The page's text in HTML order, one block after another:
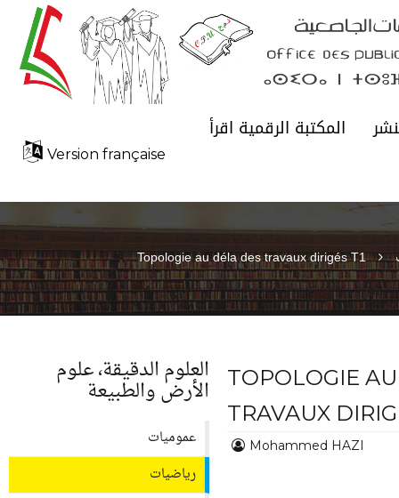
المكتبة الرقمية اقرأ
Version française
Topologie au déla des travaux dirigés T1
TOPOLOGIE
TRAVAUX
Mohammed HAZI
العلوم الدقيقة، علوم
الأرض والطبيعة
عموميات
رياضيات